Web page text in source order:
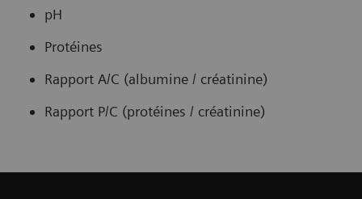
pH
Protéines
Rapport A/C (albumine / créatinine)
Rapport P/C (protéines / créatinine)